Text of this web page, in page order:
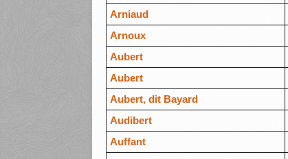
Arniaud
Arnoux
Aubert
Aubert
Aubert, dit Bayard
Audibert
Auffant